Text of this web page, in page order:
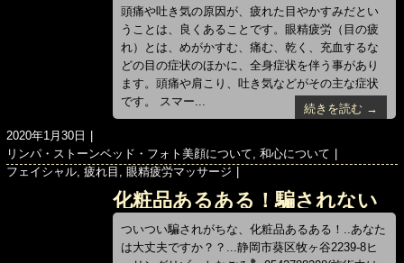
頭痛や吐き気の原因が、疲れた目やかすみだとい
うことは、良くあることです。眼精疲労（目の疲
れ）とは、めがかすむ、痛む、乾く、充血するな
どの目の症状のほかに、全身症状を伴う事があり
ます。頭痛や肩こり、吐き気などがその主な症状
です。 スマー...
続きを読む →
投
稿
日:
2020年1月30日
カ
テ
リンパ・ストーンベッド・フォト美顔について 和心について
タ
フェイシャル, 疲れ目 眼精疲労マッサージ
化粧品あるある！騙されない
で！
ついつい騙されがちな、化粧品あるある！..あなた
は大丈夫ですか？？...静岡市葵区牧ヶ谷2239-8ヒ